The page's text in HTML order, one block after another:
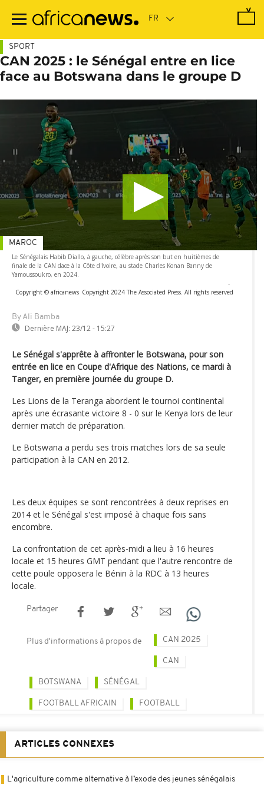
contenu
SPORT
CAN 2025 : le Sénégal entre en lice
face au Botswana dans le groupe D
Le Sénégalais Habib Diallo, à gauche, célèbre après son but en huitièmes de
finale de la CAN dace à la Côte d'Ivoire, au stade Charles Konan Banny de
Yamoussoukro, en 2024.
-
Copyright © africanews Copyright 2024 The Associated Press. All rights reserved
By Ali Bamba
Dernière MAJ: 23/12 - 15:27
MAROC
Le Sénégal s'apprête à affronter le Botswana, pour son
entrée en lice en Coupe d'Afrique des Nations, ce mardi à
Tanger, en première journée du groupe D.
Les Lions de la Teranga abordent le tournoi continental
après une écrasante victoire 8 - 0 sur le Kenya lors de leur
dernier match de préparation.
Le Botswana a perdu ses trois matches lors de sa seule
participation à la CAN en 2012.
Les deux équipes se sont rencontrées à deux reprises en
2014 et le Sénégal s'est imposé à chaque fois sans
encombre.
La confrontation de cet après-midi a lieu à 16 heures
locale et 15 heures GMT pendant que l'autre rencontre de
cette poule opposera le Bénin à la RDC à 13 heures
locale.
Partager
Plus d'informations à propos de CAN 2025
CAN
BOTSWANA SÉNÉGAL
FOOTBALL AFRICAIN FOOTBALL
ARTICLES CONNEXES
L'agriculture comme alternative à l’exode des jeunes sénégalais